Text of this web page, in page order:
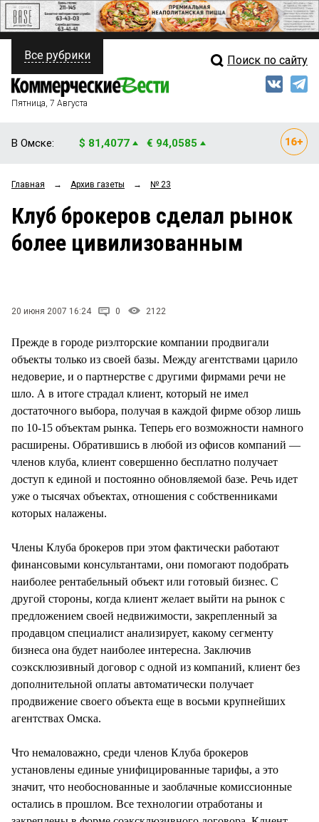
ПОЛИТИКА
ФИНАНСЫ
ОБЩЕСТВО
ЗАКОН
НОВОСТИ КОМПАНИЙ
Свежий выпуск
Рейтинги
Блоги
Все рубрики Поиск по сайту
Пятница, 7 Августа
В Омске: $ 81,4077 € 94,0585
Главная → Архив газеты → № 23
Клуб брокеров сделал рынок
более цивилизованным
20 июня 2007 16:24 0 2122
Прежде в городе риэлторские компании продвигали
объекты только из своей базы. Между агентствами царило
недоверие, и о партнерстве с другими фирмами речи не
шло. А в итоге страдал клиент, который не имел
достаточного выбора, получая в каждой фирме обзор лишь
по 10-15 объектам рынка. Теперь его возможности намного
расширены. Обратившись в любой из офисов компаний —
членов клуба, клиент совершенно бесплатно получает
доступ к единой и постоянно обновляемой базе. Речь идет
уже о тысячах объектах, отношения с собственниками
которых налажены.
Члены Клуба брокеров при этом фактически работают
финансовыми консультантами, они помогают подобрать
наиболее рентабельный объект или готовый бизнес. С
другой стороны, когда клиент желает выйти на рынок с
предложением своей недвижимости, закрепленный за
продавцом специалист анализирует, какому сегменту
бизнеса она будет наиболее интересна. Заключив
соэксклюзивный договор с одной из компаний, клиент без
дополнительной оплаты автоматически получает
продвижение своего объекта еще в восьми крупнейших
агентствах Омска.
Что немаловажно, среди членов Клуба брокеров
установлены единые унифицированные тарифы, а это
значит, что необоснованные и заоблачные комиссионные
остались в прошлом. Все технологии отработаны и